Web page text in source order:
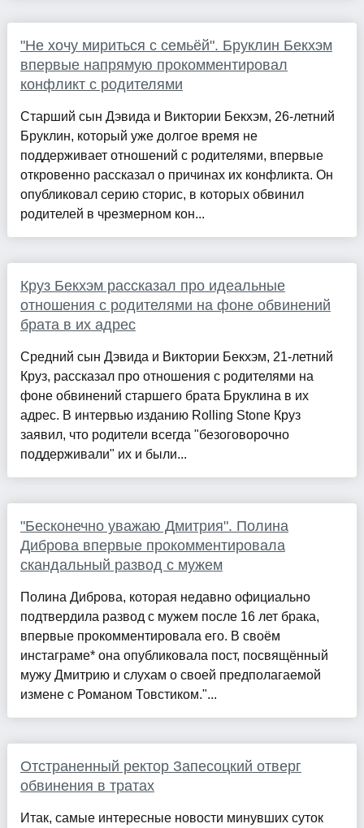
"Не хочу мириться с семьёй". Бруклин Бекхэм
впервые напрямую прокомментировал
конфликт с родителями
Старший сын Дэвида и Виктории Бекхэм, 26-летний
Бруклин, который уже долгое время не
поддерживает отношений с родителями, впервые
откровенно рассказал о причинах их конфликта. Он
опубликовал серию сторис, в которых обвинил
родителей в чрезмерном кон...
Круз Бекхэм рассказал про идеальные
отношения с родителями на фоне обвинений
брата в их адрес
Средний сын Дэвида и Виктории Бекхэм, 21-летний
Круз, рассказал про отношения с родителями на
фоне обвинений старшего брата Бруклина в их
адрес. В интервью изданию Rolling Stone Круз
заявил, что родители всегда "безоговорочно
поддерживали" их и были...
"Бесконечно уважаю Дмитрия". Полина
Диброва впервые прокомментировала
скандальный развод с мужем
Полина Диброва, которая недавно официально
подтвердила развод с мужем после 16 лет брака,
впервые прокомментировала его. В своём
инстаграме* она опубликовала пост, посвящённый
мужу Дмитрию и слухам о своей предполагаемой
измене с Романом Товстиком."...
Отстраненный ректор Запесоцкий отверг
обвинения в тратах
Итак, самые интересные новости минувших суток